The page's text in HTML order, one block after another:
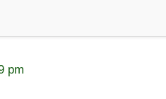
pm